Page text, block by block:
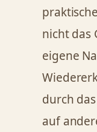
nicht das
eigene
durch
auf